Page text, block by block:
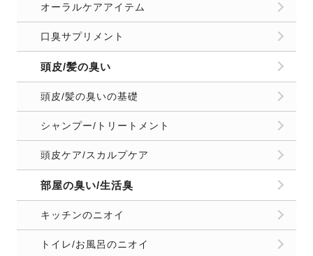
オーラルケアアイテム
口臭サプリメント
頭皮/髪の臭い
頭皮/髪の臭いの基礎
シャンプー/トリートメント
頭皮ケア/スカルプケア
部屋の臭い/生活臭
キッチンのニオイ
トイレ/お風呂のニオイ